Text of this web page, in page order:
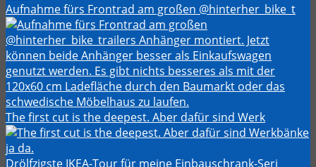
Aufnahme fürs Frontrad am großen @hinterher_bike_t
The first cut is the deepest. Aber dafür sind Werk
Drölfzigste IKEA-Tour für meine Einbauschrank-Seri